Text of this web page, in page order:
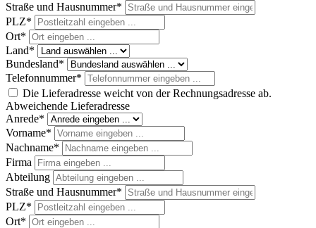
Straße und Hausnummer*
PLZ*
Ort*
Land*
Bundesland*
Telefonnummer*
Die Lieferadresse weicht von der Rechnungsadresse ab.
Abweichende Lieferadresse
Anrede*
Vorname*
Nachname*
Firma
Abteilung
Straße und Hausnummer*
PLZ*
Ort*